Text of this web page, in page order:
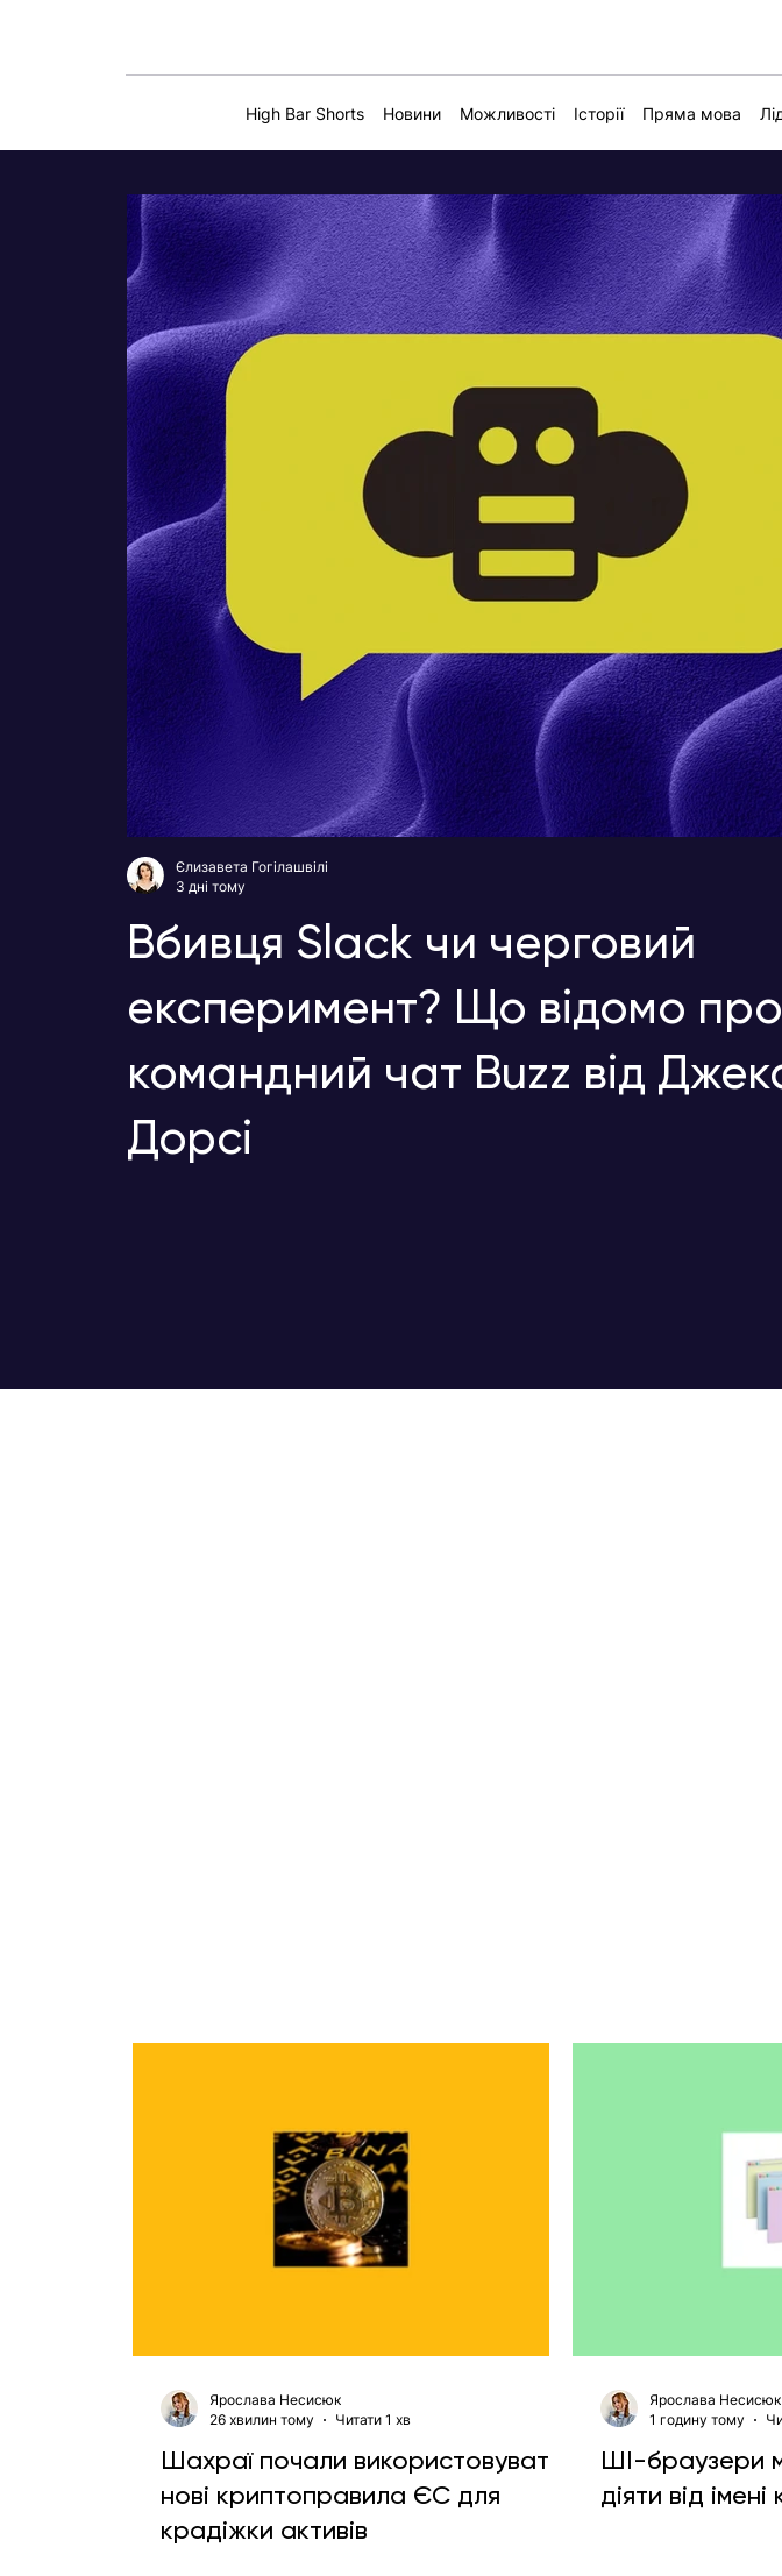
High Bar Shorts Новини Можливості Історії Пряма мова
Шахраї почали використовувати
нові криптоправила ЄС для
крадіжки активів
Ярослава Несисюк
26 хвилин тому
Читати 1 хв
ШІ-браузери
діяти від
Ярослава Несисюк
1 годину тому
Вбивця Slack чи черговий
експеримент? Що відомо про
командний чат Buzz від
Дорсі
Єлизавета Гогілашвілі
3 дні тому